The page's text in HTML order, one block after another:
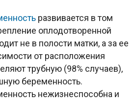
развивается в том
оплодотворенной
не в полости матки, а за ее
от расположения
трубную (98% случаев),
беременность.
нежизнеспособна и